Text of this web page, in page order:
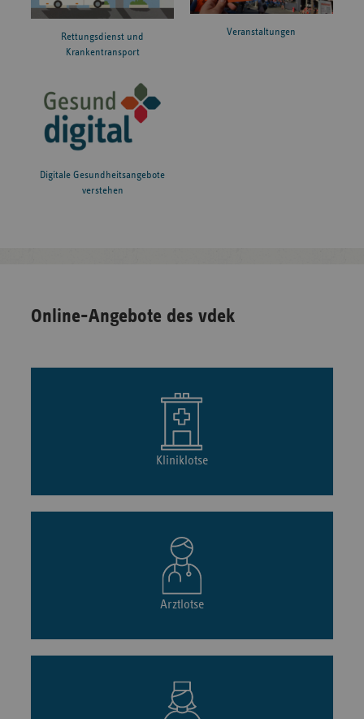
Rettungsdienst und
Krankentransport
Veranstaltungen
Digitale Gesundheitsangebote
verstehen
Online-Angebote des vdek
Kliniklotse
Arztlotse